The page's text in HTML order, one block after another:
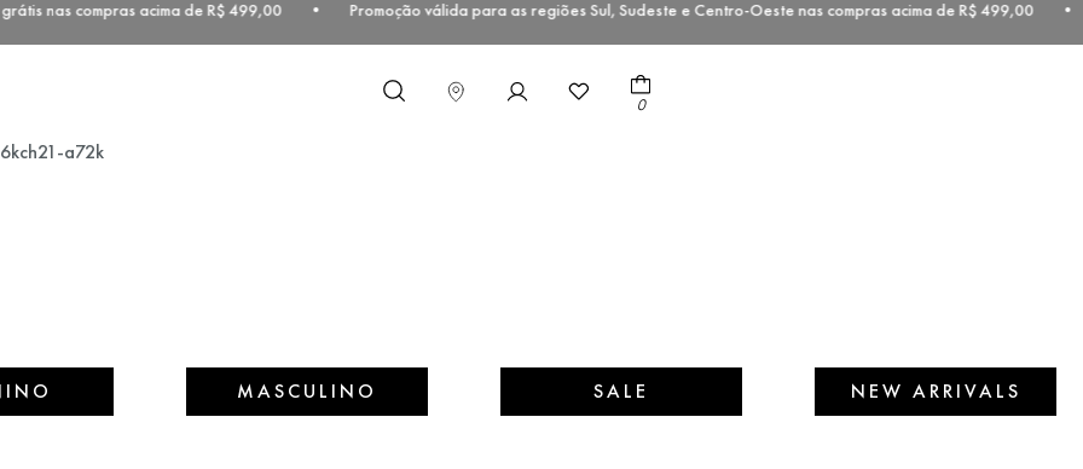
nas compras acima de R$ 499,00 • Promoção válida para as regiões Sul, Sudeste e Centro-Oeste nas compras acima de R$
O que você procura?
0
a72k
MASCULINO SALE NEW ARRIVALS